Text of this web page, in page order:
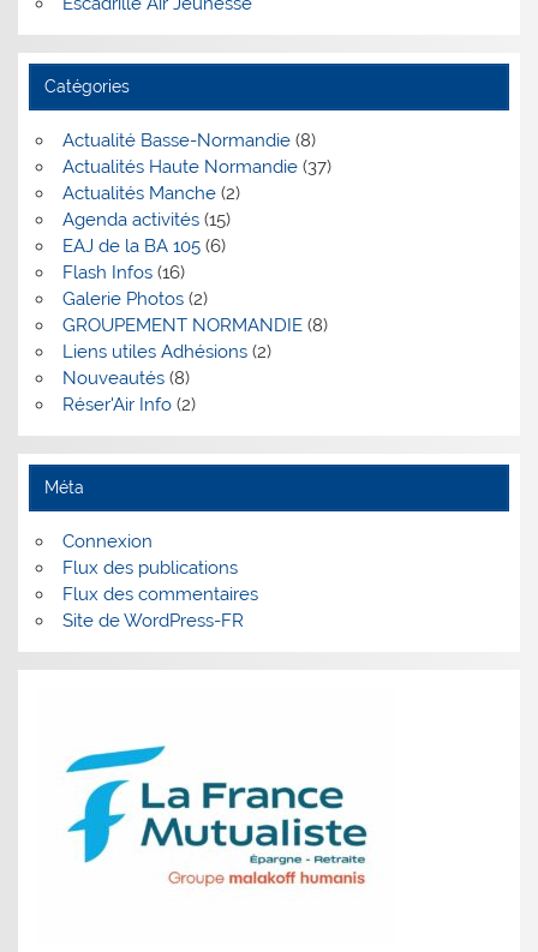
Catégories
Actualité Basse-Normandie(8)
Actualités Haute Normandie(37)
Actualités Manche(2)
Agenda activités(15)
EAJ de la BA 105(6)
Flash Infos(16)
Galerie Photos(2)
GROUPEMENT NORMANDIE(8)
Liens utiles Adhésions(2)
Nouveautés(8)
Réser'Air Info(2)
Méta
Connexion
Flux des publications
Flux des commentaires
Site de WordPress-FR